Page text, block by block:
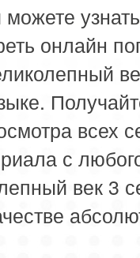
узнать
онлайн
всех
с
век 3